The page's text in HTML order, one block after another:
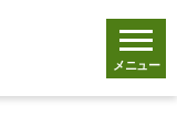
メニュー